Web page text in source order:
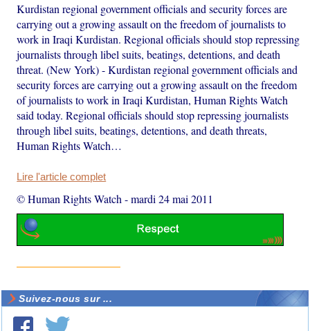
Kurdistan regional government officials and security forces are
carrying out a growing assault on the freedom of journalists to
work in Iraqi Kurdistan. Regional officials should stop repressing
journalists through libel suits, beatings, detentions, and death
threat. (New York) - Kurdistan regional government officials and
security forces are carrying out a growing assault on the freedom
of journalists to work in Iraqi Kurdistan, Human Rights Watch
said today. Regional officials should stop repressing journalists
through libel suits, beatings, detentions, and death threats,
Human Rights Watch…
Lire l'article complet
© Human Rights Watch -mardi 24 mai 2011
Suivez-nous sur ...